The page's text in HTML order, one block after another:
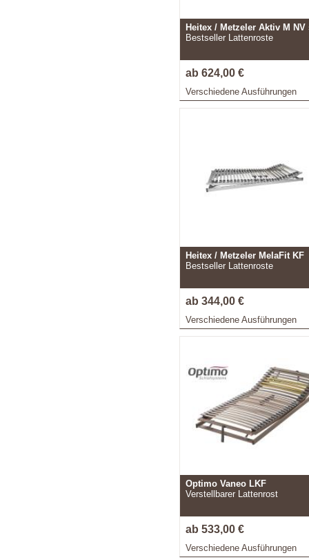
Heitex / Metzeler Aktiv M NV
Bestseller Lattenroste
ab 624,00 €
Verschiedene Ausführungen
Heitex / Metzeler MelaFit KF
Bestseller Lattenroste
ab 344,00 €
Verschiedene Ausführungen
Optimo Vaneo LKF
Verstellbarer Lattenrost
ab 533,00 €
Verschiedene Ausführungen